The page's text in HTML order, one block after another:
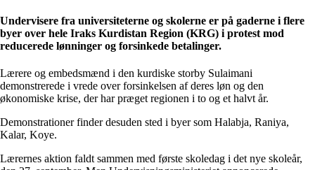
Undervisere fra universiteterne og skolerne er på gaderne i flere
byer over hele Iraks Kurdistan Region (KRG) i protest mod
reducerede lønninger og forsinkede betalinger.
Lærere og embedsmænd i den kurdiske storby Sulaimani
demonstrerede i vrede over forsinkelsen af deres løn og den
økonomiske krise, der har præget regionen i to og et halvt år.
Demonstrationer finder desuden sted i byer som Halabja, Raniya,
Kalar, Koye.
Lærernes aktion faldt sammen med første skoledag i det nye skoleår,